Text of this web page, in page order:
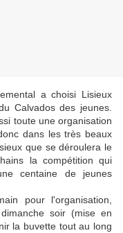
a choisi Lisieux
Calvados des jeunes.
toute une organisation
dans les très beaux
que se déroulera le
la compétition qui
centaine de jeunes
pour l'organisation,
soir (mise en
la buvette tout au long